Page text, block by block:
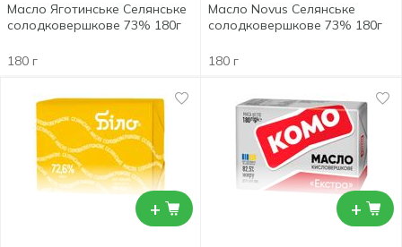
Масло Яготинське Селянське
солодковершкове 73% 180г
180 г
Масло Novus Селянське
солодковершкове 73% 180г
180 г
+ +